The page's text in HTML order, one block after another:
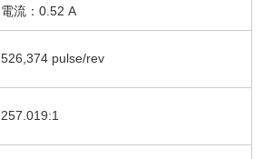
電流：0.52 A
526,374 pulse/rev
257.019:1